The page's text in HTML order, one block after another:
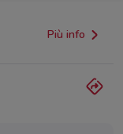
Più info